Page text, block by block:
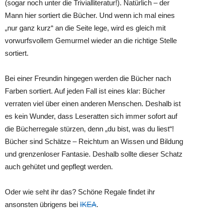
(sogar noch unter die Trivialliteratur!). Natürlich – der
Mann hier sortiert die Bücher. Und wenn ich mal eines
„nur ganz kurz“ an die Seite lege, wird es gleich mit
vorwurfsvollem Gemurmel wieder an die richtige Stelle
sortiert.
Bei einer Freundin hingegen werden die Bücher nach
Farben sortiert. Auf jeden Fall ist eines klar: Bücher
verraten viel über einen anderen Menschen. Deshalb ist
es kein Wunder, dass Leseratten sich immer sofort auf
die Bücherregale stürzen, denn „du bist, was du liest“!
Bücher sind Schätze – Reichtum an Wissen und Bildung
und grenzenloser Fantasie. Deshalb sollte dieser Schatz
auch gehütet und gepflegt werden.
Oder wie seht ihr das? Schöne Regale findet ihr
ansonsten übrigens bei IKEA.